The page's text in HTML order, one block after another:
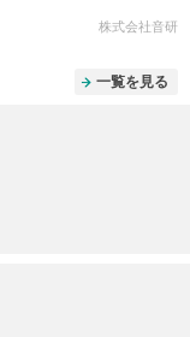
株式会社音研
一覧を見る